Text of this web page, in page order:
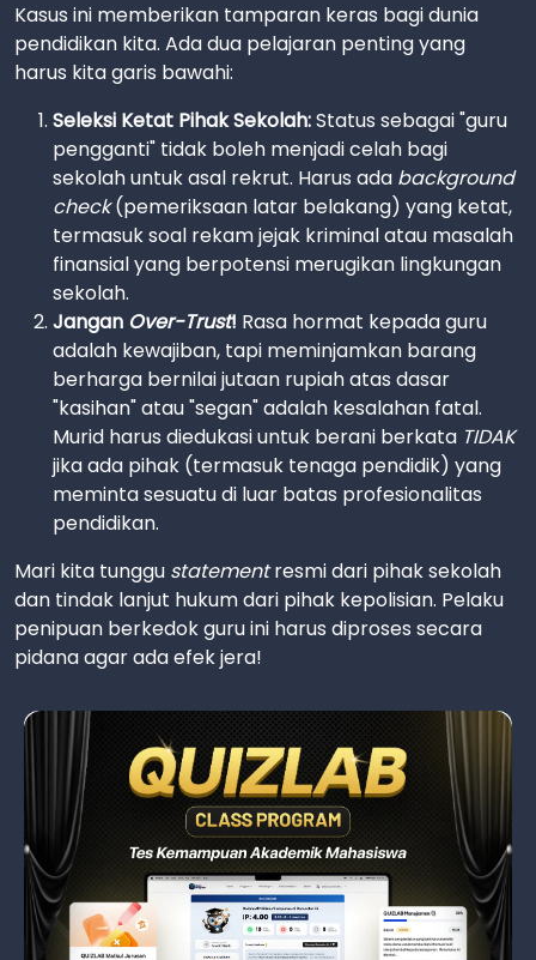
Kasus ini memberikan tamparan keras bagi dunia
pendidikan kita. Ada dua pelajaran penting yang
harus kita garis bawahi:
Seleksi Ketat Pihak Sekolah:Status sebagai "guru
pengganti" tidak boleh menjadi celah bagi
sekolah untuk asal rekrut. Harus ada background
check(pemeriksaan latar belakang) yang ketat,
termasuk soal rekam jejak kriminal atau masalah
finansial yang berpotensi merugikan lingkungan
sekolah.
Jangan Over-Trust! Rasa hormat kepada guru
adalah kewajiban, tapi meminjamkan barang
berharga bernilai jutaan rupiah atas dasar
"kasihan" atau "segan" adalah kesalahan fatal.
Murid harus diedukasi untuk berani berkata TIDAK
jika ada pihak (termasuk tenaga pendidik) yang
meminta sesuatu di luar batas profesionalitas
pendidikan.
Mari kita tunggu statementresmi dari pihak sekolah
dan tindak lanjut hukum dari pihak kepolisian. Pelaku
penipuan berkedok guru ini harus diproses secara
pidana agar ada efek jera!